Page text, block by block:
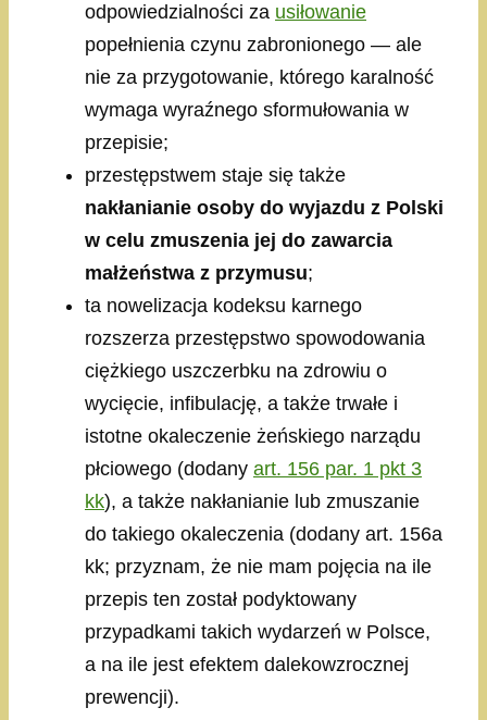
odpowiedzialności za usiłowanie
popełnienia czynu zabronionego — ale
nie za przygotowanie, którego karalność
wymaga wyraźnego sformułowania w
przepisie;
przestępstwem staje się także
nakłanianie osoby do wyjazdu z Polski
w celu zmuszenia jej do zawarcia
małżeństwa z przymusu;
ta nowelizacja kodeksu karnego
rozszerza przestępstwo spowodowania
ciężkiego uszczerbku na zdrowiu o
wycięcie, infibulację, a także trwałe i
istotne okaleczenie żeńskiego narządu
płciowego (dodany art. 156 par. 1 pkt 3
kk), a także nakłanianie lub zmuszanie
do takiego okaleczenia (dodany art. 156a
kk; przyznam, że nie mam pojęcia na ile
przepis ten został podyktowany
przypadkami takich wydarzeń w Polsce,
a na ile jest efektem dalekowzrocznej
prewencji).